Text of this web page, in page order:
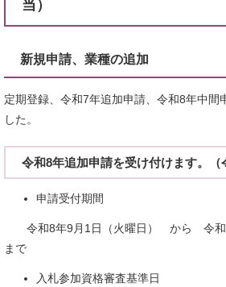
当）
新規申請、業種の追加
定期登録、令和7年追加申請、令和8年中間
した。
令和8年追加申請を受け付けます。（
申請受付期間
令和8年9月1日（火曜日） から 令和
まで
入札参加資格審査基準日